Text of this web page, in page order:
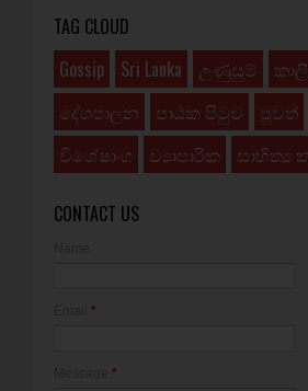
TAG CLOUD
Gossip
Sri Lanka උණුසුම්
දේශපාලන
පාඨක පිටුව පුවත්
විශේෂාංග
ව්‍යාපාරික සාහිත්‍ය
CONTACT US
*
*